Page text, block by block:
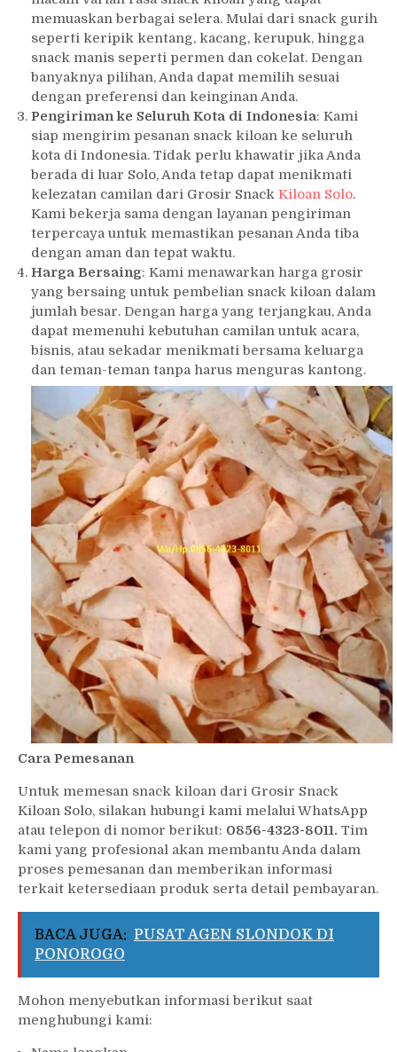
memuaskan berbagai selera. Mulai dari snack gurih
seperti keripik kentang, kacang, kerupuk, hingga
snack manis seperti permen dan cokelat. Dengan
banyaknya pilihan, Anda dapat memilih sesuai
dengan preferensi dan keinginan Anda.
Pengiriman ke Seluruh Kota di Indonesia: Kami
siap mengirim pesanan snack kiloan ke seluruh
kota di Indonesia. Tidak perlu khawatir jika Anda
berada di luar Solo, Anda tetap dapat menikmati
kelezatan camilan dari Grosir Snack Kiloan Solo.
Kami bekerja sama dengan layanan pengiriman
terpercaya untuk memastikan pesanan Anda tiba
dengan aman dan tepat waktu.
Harga Bersaing: Kami menawarkan harga grosir
yang bersaing untuk pembelian snack kiloan dalam
jumlah besar. Dengan harga yang terjangkau, Anda
dapat memenuhi kebutuhan camilan untuk acara,
bisnis, atau sekadar menikmati bersama keluarga
dan teman-teman tanpa harus menguras kantong.
Cara Pemesanan
Untuk memesan snack kiloan dari Grosir Snack
Kiloan Solo, silakan hubungi kami melalui WhatsApp
atau telepon di nomor berikut: 0856-4323-8011. Tim
kami yang profesional akan membantu Anda dalam
proses pemesanan dan memberikan informasi
terkait ketersediaan produk serta detail pembayaran.
BACA JUGA: PUSAT AGEN SLONDOK DI
PONOROGO
Mohon menyebutkan informasi berikut saat
menghubungi kami: